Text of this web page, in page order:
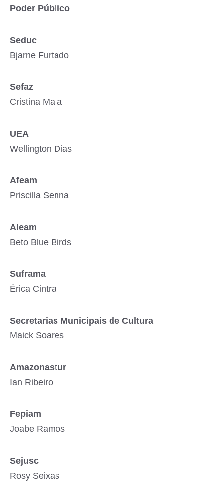
Poder Público
Seduc
Bjarne Furtado
Sefaz
Cristina Maia
UEA
Wellington Dias
Afeam
Priscilla Senna
Aleam
Beto Blue Birds
Suframa
Érica Cintra
Secretarias Municipais de Cultura
Maick Soares
Amazonastur
Ian Ribeiro
Fepiam
Joabe Ramos
Sejusc
Rosy Seixas